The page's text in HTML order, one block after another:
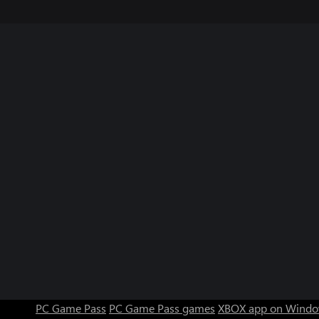
PC Game Pass PC Game Pass games XBOX app on